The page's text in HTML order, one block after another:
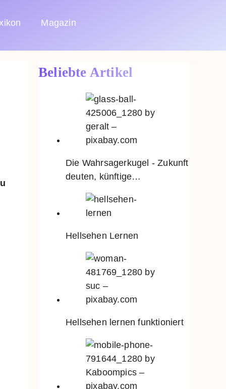
Magazin
Beliebte Artikel
Die Wahrsagerkugel - Zukunft
deuten, künftige…
Hellsehen Lernen
Hellsehen lernen funktioniert